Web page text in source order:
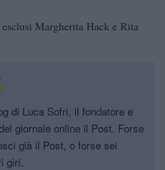
Margherita Hack e Rita
di Luca Sofri, il fondatore e
giornale online il Post. Forse
già il Post, o forse sei
giri.